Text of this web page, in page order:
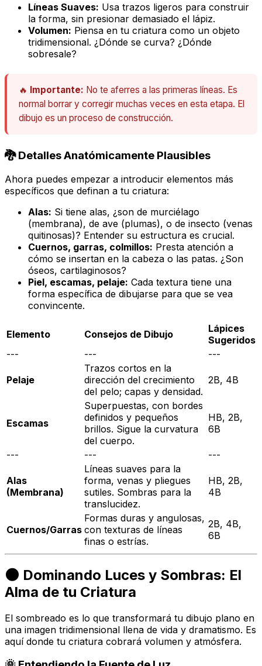
Líneas Suaves: Usa trazos ligeros para construir
la forma, sin presionar demasiado el lápiz.
Volumen: Piensa en tu criatura como un objeto
tridimensional. ¿Dónde se curva? ¿Dónde
sobresale?
🔥 Importante: No te aferres a las primeras líneas. Es
normal borrar y corregir muchas veces en esta etapa. El
dibujo es un proceso de construcción.
🐉 Detalles Anatómicamente Plausibles
Ahora puedes empezar a introducir elementos más
específicos que definan a tu criatura:
Alas: Si tiene alas, ¿son de murciélago
(membrana), de ave (plumas), o de insecto (venas
quitinosas)? Entender su estructura es crucial.
Cuernos, garras, colmillos: Presta atención a
cómo se insertan en la cabeza o las patas. ¿Son
óseos, cartilaginosos?
Piel, escamas, pelaje: Cada textura tiene una
forma específica de dibujarse para que se vea
convincente.
Elemento Consejos de Dibujo
Lápices
Sugeridos
---
--- ---
Pelaje
Trazos cortos en la
dirección del crecimiento
del pelo; capas y densidad.
2B, 4B
Escamas
Superpuestas, con bordes
definidos y pequeños
brillos. Sigue la curvatura
del cuerpo.
HB, 2B,
6B
--- --- ---
Alas
(Membrana)
Líneas suaves para la
forma, venas y pliegues
sutiles. Sombras para la
translucidez.
HB, 2B,
4B
Cuernos/Garras
Formas duras y angulosas,
con texturas de líneas
finas o estrías.
2B, 4B,
6B
🌑 Dominando Luces y Sombras: El
Alma de tu Criatura
El sombreado es lo que transformará tu dibujo plano en
una imagen tridimensional llena de vida y dramatismo. Es
aquí donde tu criatura cobrará volumen y atmósfera.